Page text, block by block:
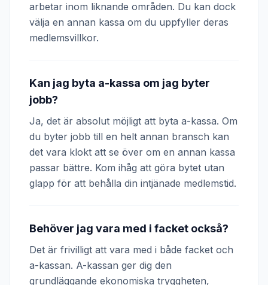
arbetar inom liknande områden. Du kan dock
välja en annan kassa om du uppfyller deras
medlemsvillkor.
Kan jag byta a-kassa om jag byter
jobb?
Ja, det är absolut möjligt att byta a-kassa. Om
du byter jobb till en helt annan bransch kan
det vara klokt att se över om en annan kassa
passar bättre. Kom ihåg att göra bytet utan
glapp för att behålla din intjänade medlemstid.
Behöver jag vara med i facket också?
Det är frivilligt att vara med i både facket och
a-kassan. A-kassan ger dig den
grundläggande ekonomiska tryggheten,